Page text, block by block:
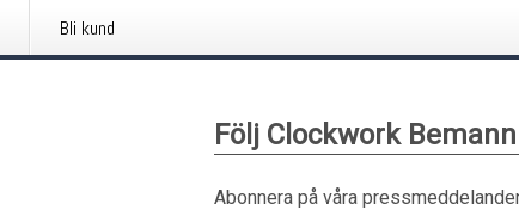
Bli kund
Följ Clockwork
Abonnera på våra